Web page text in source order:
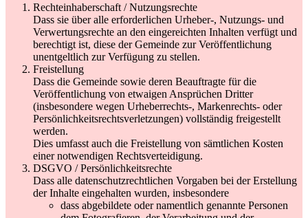
Rechteinhaberschaft / Nutzungsrechte
Dass sie über alle erforderlichen Urheber-, Nutzungs- und
Verwertungsrechte an den eingereichten Inhalten verfügt und
berechtigt ist, diese der Gemeinde zur Veröffentlichung
unentgeltlich zur Verfügung zu stellen.
Freistellung
Dass die Gemeinde sowie deren Beauftragte für die
Veröffentlichung von etwaigen Ansprüchen Dritter
(insbesondere wegen Urheberrechts-, Markenrechts- oder
Persönlichkeitsrechtsverletzungen) vollständig freigestellt
werden.
Dies umfasst auch die Freistellung von sämtlichen Kosten
einer notwendigen Rechtsverteidigung.
DSGVO / Persönlichkeitsrechte
Dass alle datenschutzrechtlichen Vorgaben bei der Erstellung
der Inhalte eingehalten wurden, insbesondere
dass abgebildete oder namentlich genannte Personen